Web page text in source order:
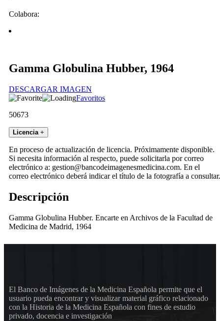
Colabora:
Gamma Globulina Hubber, 1964
DESCARGAR IMAGEN
Favoritos
50673
Licencia +
En proceso de actualización de licencia. Próximamente disponible.
Si necesita información al respecto, puede solicitarla por correo
electrónico a: gestion@bancodeimagenesmedicina.com. En el
correo electrónico deberá indicar el título de la fotografía a consultar.
Descripción
Gamma Globulina Hubber. Encarte en Archivos de la Facultad de
Medicina de Madrid, 1964
El Banco de Imágenes de la Medicina Española permite que el
usuario pueda encontrar y visualizar material gráfico relacionado
con la Historia de la Medicina Española con fines de estudio
privado, docencia e investigación